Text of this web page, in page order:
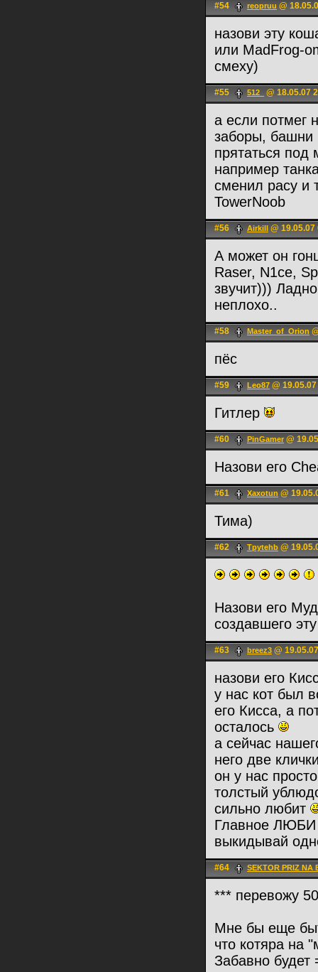
#54 reopruu @
назови эту
или MadFrog-
смеху)
#55 512_ @ 18.05.07
а если потмег
заборы, башни
прятаться под
например
сменил расу и
TowerNoob
#56 Airkill @ 19.05.07
А может он
Raser, N1ce,
звучит)))
неплохо..
#58 Master_of_Orion
пёс
#59 Leo87 @
Гитлер
#60 PinGamer @
Назови его
#61 Xaxotun @
Тима)
#62 Тpytehb @
Назови его
создавшего
#63 breez3 @
назови его
у нас кот был
его Кисса, а
осталось
а сейчас
него две
он у нас
толстый
сильно любит
Главное ЛЮБИ
выкидывай
#64 SEKTOR PRIZ NA
*** перевожу
Мне бы еще
что котяра на
Забавно будет